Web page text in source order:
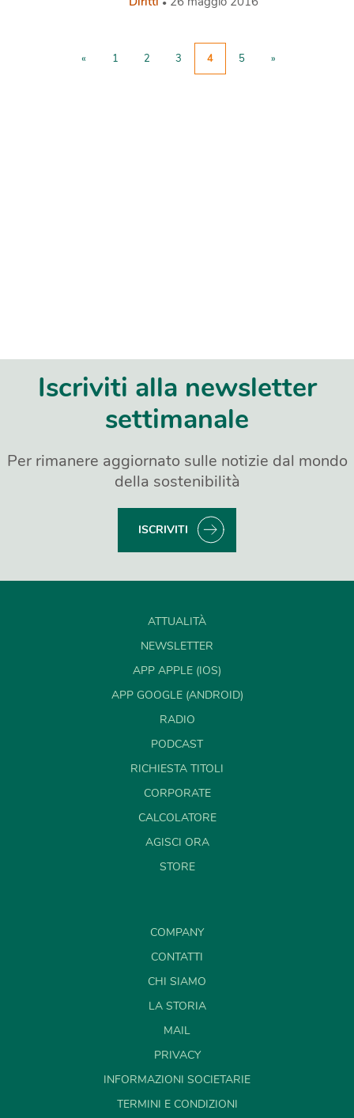
« 1 2 3 4 5 »
Iscriviti alla newsletter
settimanale
Per rimanere aggiornato sulle notizie dal mondo
della sostenibilità
ISCRIVITI
ATTUALITÀ
NEWSLETTER
APP APPLE (IOS)
APP GOOGLE (ANDROID)
RADIO
PODCAST
RICHIESTA TITOLI
CORPORATE
CALCOLATORE
AGISCI ORA
STORE
COMPANY
CONTATTI
CHI SIAMO
LA STORIA
MAIL
PRIVACY
INFORMAZIONI SOCIETARIE
TERMINI E CONDIZIONI